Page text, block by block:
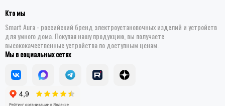
Кто мы
Smart Aura - российский бренд электроустановочных изделий и устройств
для умного дома. Покупая нашу продукцию, вы получаете
высококачественные устройства по доступным ценам.
Мы в социальных сетях